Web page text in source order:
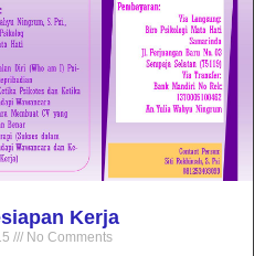
Kerja
No Comments